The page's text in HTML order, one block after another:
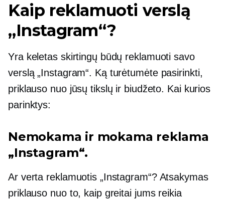
Kaip reklamuoti verslą
„Instagram“?
Yra keletas skirtingų būdų reklamuoti savo
verslą „Instagram“. Ką turėtumėte pasirinkti,
priklauso nuo jūsų tikslų ir biudžeto. Kai kurios
parinktys:
Nemokama ir mokama reklama
„Instagram“.
Ar verta reklamuotis „Instagram“? Atsakymas
priklauso nuo to, kaip greitai jums reikia